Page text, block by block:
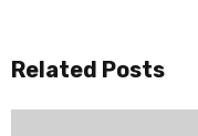
Related Posts